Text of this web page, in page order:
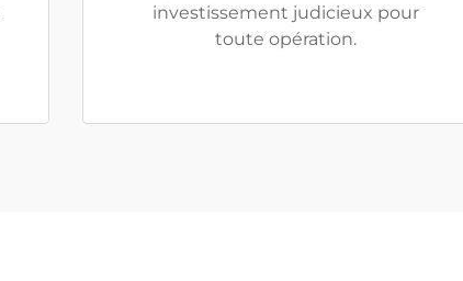
investissement judicieux pour
toute opération.